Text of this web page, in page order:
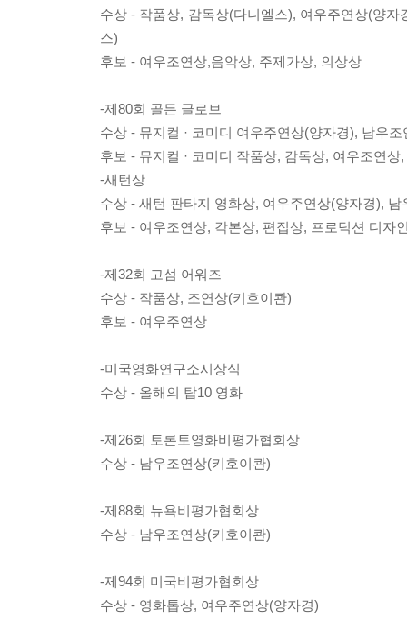
수상 - 작품상, 감독상(다니엘스), 여우주연상(양
스)
후보 - 여우조연상,음악상, 주제가상, 의상상
-제80회 골든 글로브
수상 - 뮤지컬 · 코미디 여우주연상(양자경), 남우
후보 - 뮤지컬 · 코미디 작품상, 감독상, 여우조연상
-새턴상
수상 - 새턴 판타지 영화상, 여우주연상(양자경),
후보 - 여우조연상, 각본상, 편집상, 프로덕션 디자
-제32회 고섬 어워즈
수상 - 작품상, 조연상(키호이콴)
후보 - 여우주연상
-미국영화연구소시상식
수상 - 올해의 탑10 영화
-제26회 토론토영화비평가협회상
수상 - 남우조연상(키호이콴)
-제88회 뉴욕비평가협회상
수상 - 남우조연상(키호이콴)
-제94회 미국비평가협회상
수상 - 영화톱상, 여우주연상(양자경)